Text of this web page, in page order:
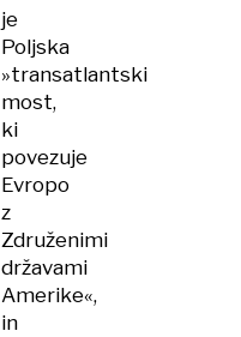
je
Poljska
»transatlantski
most,
ki
povezuje
Evropo
z
Združenimi
državami
Amerike«,
in